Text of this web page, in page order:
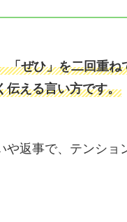
「ぜひ」を二回重ね
伝える言い方です。
や返事で、テンショ